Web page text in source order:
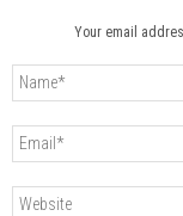
Your email